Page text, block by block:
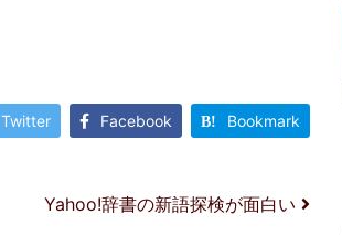
Twitter Facebook Bookmark
Yahoo!辞書の新語探検が面白い